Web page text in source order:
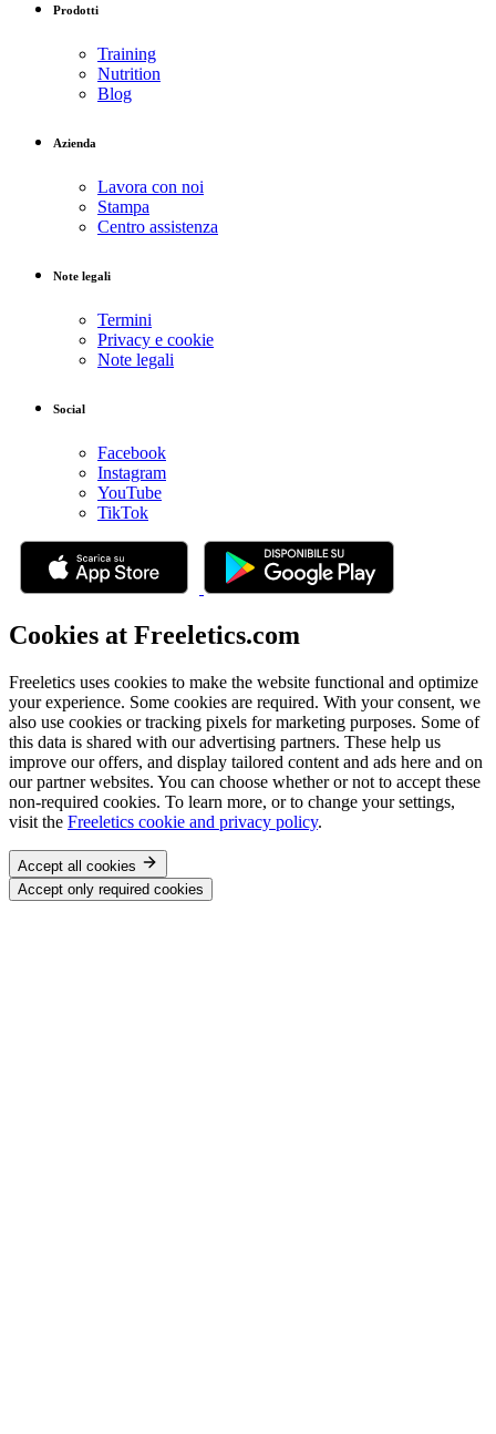
Prodotti
Training
Nutrition
Blog
Azienda
Lavora con noi
Stampa
Centro assistenza
Note legali
Termini
Privacy e cookie
Note legali
Social
Facebook
Instagram
YouTube
TikTok
Cookies at Freeletics.com
Freeletics uses cookies to make the website functional and optimize
your experience. Some cookies are required. With your consent, we
also use cookies or tracking pixels for marketing purposes. Some of
this data is shared with our advertising partners. These help us
improve our offers, and display tailored content and ads here and on
our partner websites. You can choose whether or not to accept these
non-required cookies. To learn more, or to change your settings,
visit the Freeletics cookie and privacy policy.
Accept all cookies
Accept only required cookies